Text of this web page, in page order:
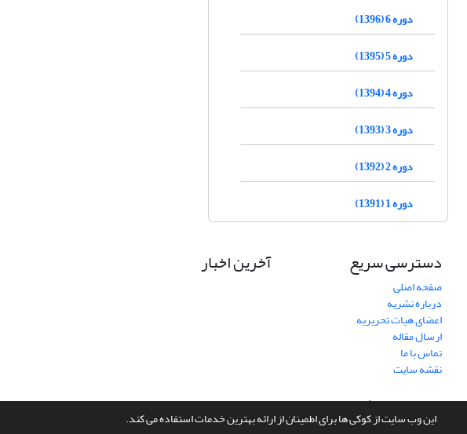
این وب سایت از کوکی ها برای اطمینان از ارائه بهترین خدمات استفاده می کند.
دوره 6 (1396)
دوره 5 (1395)
دوره 4 (1394)
دوره 3 (1393)
دوره 2 (1392)
دوره 1 (1391)
دسترسی سریع
صفحه اصلی
درباره نشریه
اعضای هیات تحریریه
ارسال مقاله
تماس با ما
نقشه سایت
آخرین اخبار
سامانه مدیریت نشریات علمی.طراحی و پیاده سازی ازسیناوب